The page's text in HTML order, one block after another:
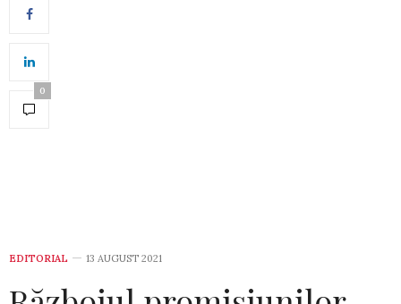
0
EDITORIAL 13 AUGUST 2021